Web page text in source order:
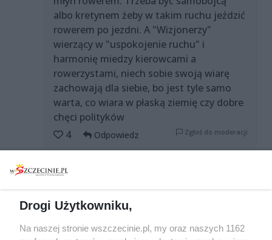
albo kretynem żeby w takim ruchu jeździć
rowerem po jezdni. A "Wizjonerzy"
wierzący w "uspokojenie ruchu" i
harmonię miedzy kierowcami a
rowerzystami, niech sobie swoją wiarę
zachowają dla siebie, bo jest tyle samo
warta, co wiara w płaską ziemię czy dobre
chęci polityków
4
Odpowiedz Zgłoś do moderacji
MRRRR
się do zdjęcia z rowerzystą, więc mówimy
o ulicy Korzeniowskiego a nie Owocowej.
Tam ogromny ruch? To nie Wyzwolenia.
Drogi Użytkowniku,
Na naszej stronie wszczecinie.pl, my oraz naszych 1162